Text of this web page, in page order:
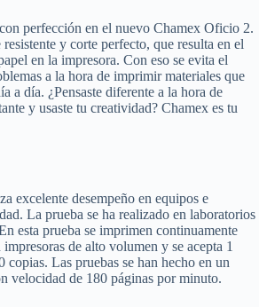
perfección en el nuevo Chamex Oficio 2.
y corte perfecto, que resulta en el
en la impresora. Con eso se evita el
a la hora de imprimir materiales que
a día. ¿Pensaste diferente a la hora de
y usaste tu creatividad? Chamex es tu
excelente desempeño en equipos e
La prueba se ha realizado en laboratorios
esta prueba se imprimen continuamente
de alto volumen y se acepta 1
copias. Las pruebas se han hecho en un
velocidad de 180 páginas por minuto.